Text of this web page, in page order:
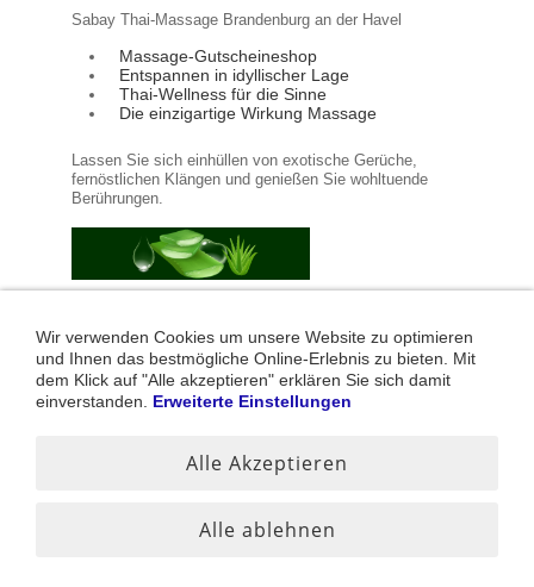
Sabay Thai-Massage Brandenburg an der Havel
Massage-Gutscheineshop
Entspannen in idyllischer Lage
Thai-Wellness für die Sinne
Die einzigartige Wirkung Massage
Lassen Sie sich einhüllen von exotische Gerüche,
fernöstlichen Klängen und genießen Sie wohltuende
Berührungen.
Thai Import für Asia Marktplatz Deutschland
Thai-Pont Thai-Massage in Leonberg
Systemische Beratung & Therapie Sillenbuch
Thai-Massage Beauty & Spa
Datenschutz Impressum
Dabei sein ist nicht alles, sondern nur mit Qualität von hoch
aktuellen Webseiten werden heute neue Besucher gewonnen.
Wir verwenden Cookies um unsere Website zu optimieren
und Ihnen das bestmögliche Online-Erlebnis zu bieten. Mit
dem Klick auf "Alle akzeptieren" erklären Sie sich damit
einverstanden. Erweiterte Einstellungen
Alle Akzeptieren
Alle ablehnen